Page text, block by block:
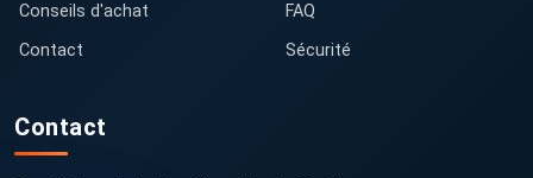
Conseils d'achat
Contact
FAQ
Sécurité
Contact